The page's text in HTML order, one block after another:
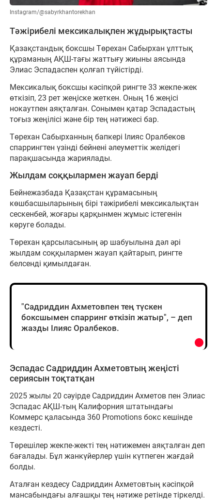
Instagram/@sabyrkhantorekhan
Тәжірибелі мексикалықпен жұдырықтасты
Қазақстандық боксшы Төрехан Сабырхан ұлттық
құраманың АҚШ-тағы жаттығу жиыны аясында
Элиас Эспадаспен қолғап түйістірді.
Мексикалық боксшы кәсіпқой рингте 33 жекпе-жек
өткізіп, 23 рет жеңіске жеткен. Оның 16 жеңісі
нокаутпен аяқталған. Сонымен қатар Эспадастың
тоғыз жеңілісі және бір тең нәтижесі бар.
Төрехан Сабырханның бапкері Ілияс Оралбеков
спаррингтен үзінді бейнені әлеуметтік желідегі
парақшасында жариялады.
Жылдам соққылармен жауап берді
Бейнежазбада Қазақстан құрамасының
көшбасшыларының бірі тәжірибелі мексикалықтан
сескенбей, жоғары қарқынмен жұмыс істегенін
көруге болады.
Төрехан қарсыласының әр шабуылына дәл әрі
жылдам соққылармен жауап қайтарып, рингте
белсенді қимылдаған.
"Садриддин Ахметовпен тең түскен
боксшымен спарринг өткізіп жатыр", – деп
жазды Ілияс Оралбеков.
Эспадас Садриддин Ахметовтың жеңісті
сериясын тоқтатқан
2025 жылы 20 сәуірде Садриддин Ахметов пен Элиас
Эспадас АҚШ-тың Калифорния штатындағы
Коммерс қаласында 360 Promotions бокс кешінде
кездесті.
Төрешілер жекпе-жекті тең нәтижемен аяқталған деп
бағалады. Бұл жанкүйерлер үшін күтпеген жағдай
болды.
Аталған кездесу Садриддин Ахметовтың кәсіпқой
мансабындағы алғашқы тең нәтиже ретінде тіркелді.